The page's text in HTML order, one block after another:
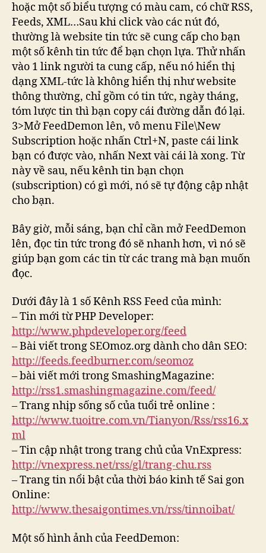
hoặc một số biểu tượng có màu cam, có chữ RSS,
Feeds, XML…Sau khi click vào các nút đó,
thường là website tin tức sẽ cung cấp cho bạn
một số kênh tin tức để bạn chọn lựa. Thử nhấn
vào 1 link người ta cung cấp, nếu nó hiển thị
dạng XML-tức là không hiển thị như website
thông thường, chỉ gồm có tin tức, ngày tháng,
tóm lược tin thì bạn copy cái đường dẫn đó lại.
3>Mở FeedDemon lên, vô menu File\New
Subscription hoặc nhấn Ctrl+N, paste cái link
bạn có được vào, nhấn Next vài cái là xong. Từ
này về sau, nếu kênh tin bạn chọn
(subscription) có gì mới, nó sẽ tự động cập nhật
cho bạn.
Bây giờ, mỗi sáng, bạn chỉ cần mở FeedDemon
lên, đọc tin tức trong đó sẽ nhanh hơn, vì nó sẽ
giúp bạn gom các tin từ các trang mà bạn muốn
đọc.
Dưới đây là 1 số Kênh RSS Feed của mình:
– Tin mới từ PHP Developer:
http://www.phpdeveloper.org/feed
– Bài viết trong SEOmoz.org dành cho dân SEO:
http://feeds.feedburner.com/seomoz
– bài viết mới trong SmashingMagazine:
http://rss1.smashingmagazine.com/feed/
– Trang nhịp sống số của tuổi trẻ online :
http://www.tuoitre.com.vn/Tianyon/Rss/rss16.x
ml
– Tin cập nhật trong trang chủ của VnExpress:
http://vnexpress.net/rss/gl/trang-chu.rss
– Trang tin nổi bật của thời báo kinh tế Sai gon
Online:
http://www.thesaigontimes.vn/rss/tinnoibat/
Một số hình ảnh của FeedDemon: